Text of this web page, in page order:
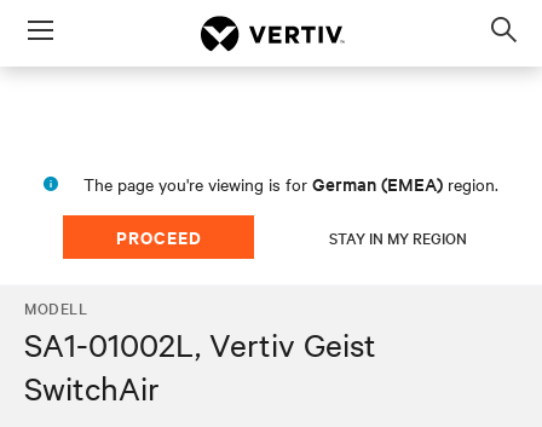
Menu
The page you're viewing is for German (EMEA) region.
PROCEED STAY IN MY REGION
MODELL
SA1-01002L, Vertiv Geist
SwitchAir